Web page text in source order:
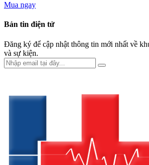
Mua ngay
Bản tin điện tử
Đăng ký để cập nhật thông tin mới nhất về
và sự kiện.